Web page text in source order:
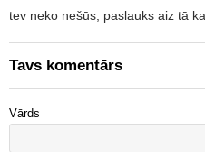
tev neko nešūs, paslauks aiz tā
Tavs komentārs
Vārds